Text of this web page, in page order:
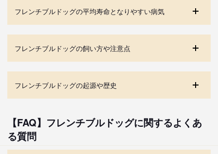
フレンチブルドッグの平均寿命となりやすい病気
フレンチブルドッグの飼い方や注意点
フレンチブルドッグの起源や歴史
【FAQ】フレンチブルドッグに関するよくあ
る質問